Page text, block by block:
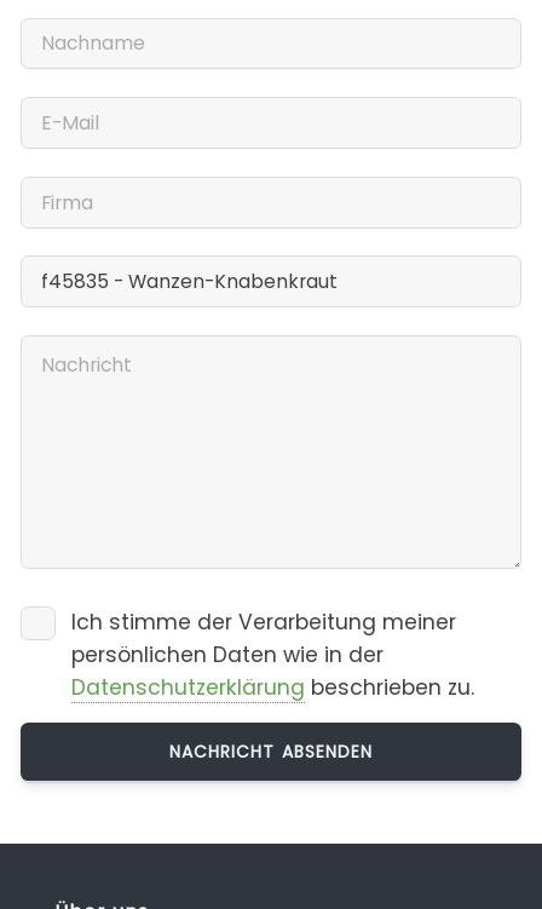
Ich stimme der Verarbeitung meiner
persönlichen Daten wie in der
Datenschutzerklärung beschrieben zu.